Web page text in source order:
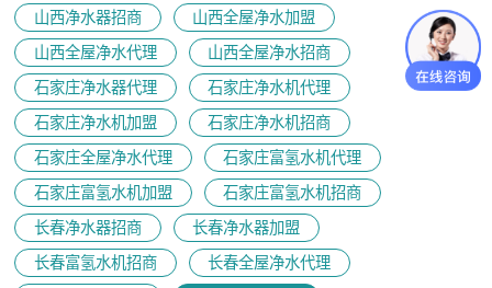
山西净水器招商
山西全屋净水加盟
山西全屋净水代理
山西全屋净水招商
石家庄净水器代理
石家庄净水机代理
石家庄净水机加盟
石家庄净水机招商
石家庄全屋净水代理
石家庄富氢水机代理
石家庄富氢水机加盟
石家庄富氢水机招商
长春净水器招商
长春净水器加盟
长春富氢水机招商
长春全屋净水代理